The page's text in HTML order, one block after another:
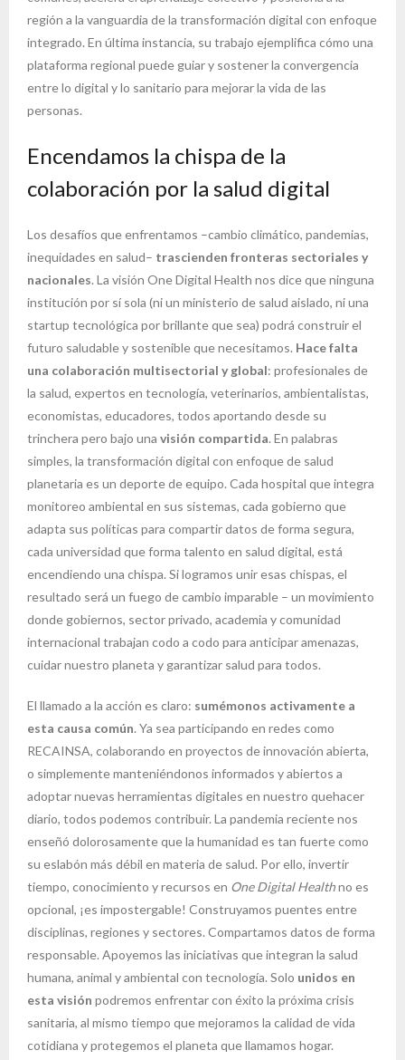
región a la vanguardia de la transformación digital con enfoque
integrado. En última instancia, su trabajo ejemplifica cómo una
plataforma regional puede guiar y sostener la convergencia
entre lo digital y lo sanitario para mejorar la vida de las
personas.
Encendamos la chispa de la
colaboración por la salud digital
Los desafíos que enfrentamos –cambio climático, pandemias,
inequidades en salud– trascienden fronteras sectoriales y
nacionales. La visión One Digital Health nos dice que ninguna
institución por sí sola (ni un ministerio de salud aislado, ni una
startup tecnológica por brillante que sea) podrá construir el
futuro saludable y sostenible que necesitamos. Hace falta
una colaboración multisectorial y global: profesionales de
la salud, expertos en tecnología, veterinarios, ambientalistas,
economistas, educadores, todos aportando desde su
trinchera pero bajo una visión compartida. En palabras
simples, la transformación digital con enfoque de salud
planetaria es un deporte de equipo. Cada hospital que integra
monitoreo ambiental en sus sistemas, cada gobierno que
adapta sus políticas para compartir datos de forma segura,
cada universidad que forma talento en salud digital, está
encendiendo una chispa. Si logramos unir esas chispas, el
resultado será un fuego de cambio imparable – un movimiento
donde gobiernos, sector privado, academia y comunidad
internacional trabajan codo a codo para anticipar amenazas,
cuidar nuestro planeta y garantizar salud para todos.
El llamado a la acción es claro: sumémonos activamente a
esta causa común. Ya sea participando en redes como
RECAINSA, colaborando en proyectos de innovación abierta,
o simplemente manteniéndonos informados y abiertos a
adoptar nuevas herramientas digitales en nuestro quehacer
diario, todos podemos contribuir. La pandemia reciente nos
enseñó dolorosamente que la humanidad es tan fuerte como
su eslabón más débil en materia de salud. Por ello, invertir
tiempo, conocimiento y recursos en One Digital Healthno es
opcional, ¡es impostergable! Construyamos puentes entre
disciplinas, regiones y sectores. Compartamos datos de forma
responsable. Apoyemos las iniciativas que integran la salud
humana, animal y ambiental con tecnología. Solo unidos en
esta visión podremos enfrentar con éxito la próxima crisis
sanitaria, al mismo tiempo que mejoramos la calidad de vida
cotidiana y protegemos el planeta que llamamos hogar.